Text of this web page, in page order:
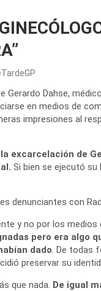
Gerardo Dahse,
en medios de
impresiones al
excarcelación de
Si bien se ejecutó su
denunciantes con
y no por los
pero era algo
dado. De todas
preservar su
que nada. De igual